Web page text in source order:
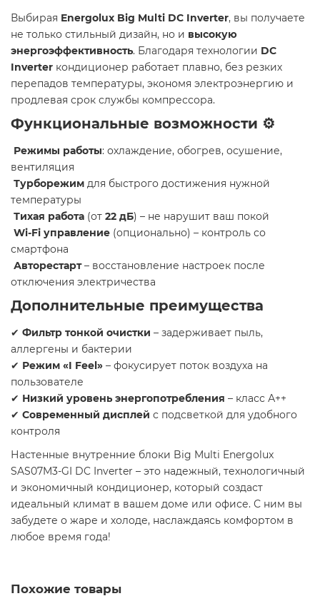
Выбирая Energolux Big Multi DC Inverter, вы получаете
не только стильный дизайн, но и высокую
энергоэффективность. Благодаря технологии DC
Inverter кондиционер работает плавно, без резких
перепадов температуры, экономя электроэнергию и
продлевая срок службы компрессора.
Функциональные возможности ⚙️️
Режимы работы: охлаждение, обогрев, осушение,
вентиляция
Турборежим для быстрого достижения нужной
температуры
Тихая работа (от 22 дБ) – не нарушит ваш покой
Wi-Fi управление (опционально) – контроль со
смартфона
Авторестарт– восстановление настроек после
отключения электричества
Дополнительные преимущества
✔ Фильтр тонкой очистки – задерживает пыль,
аллергены и бактерии
✔ Режим «I Feel» – фокусирует поток воздуха на
пользователе
✔ Низкий уровень энергопотребления – класс А++
✔ Современный дисплей с подсветкой для удобного
контроля
Настенные внутренние блоки Big Multi Energolux
SAS07M3-GI DC Inverter – это надежный, технологичный
и экономичный кондиционер, который создаст
идеальный климат в вашем доме или офисе. С ним вы
забудете о жаре и холоде, наслаждаясь комфортом в
любое время года!
Похожие товары